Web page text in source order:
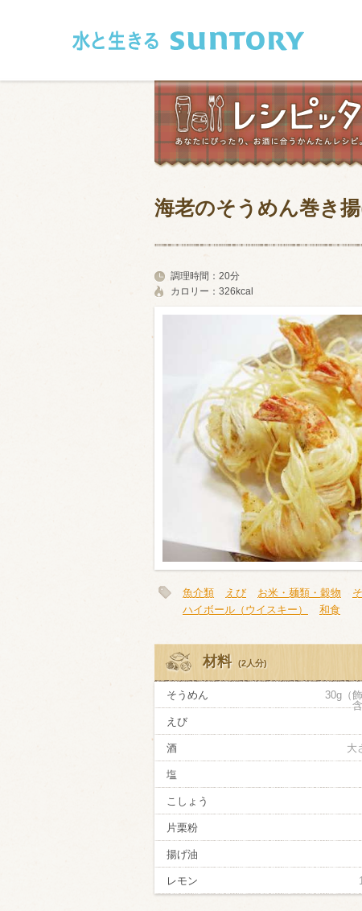
和食 洋食
豆腐・豆類
類・穀物
その他
ビール ハイボール（
赤ワイン 白ワイン
海老のそうめん巻き
調理時間： 20分
カロリー： 326kcal
魚介類 えび お米・麺類・穀物
ハイボール（ウイスキー）
和食
材料 (2人分)
そうめん
30g（
えび
酒 大
塩
こしょう
片栗粉
揚げ油
レモン